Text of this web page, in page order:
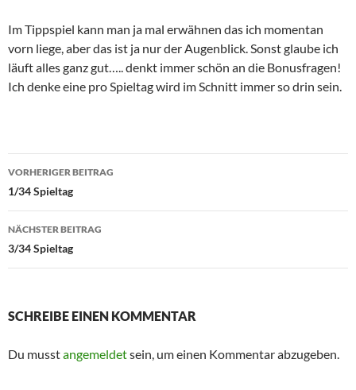
Im Tippspiel kann man ja mal erwähnen das ich momentan
vorn liege, aber das ist ja nur der Augenblick. Sonst glaube ich
läuft alles ganz gut….. denkt immer schön an die Bonusfragen!
Ich denke eine pro Spieltag wird im Schnitt immer so drin sein.
Beitragsnavigation
VORHERIGER BEITRAG
1/34 Spieltag
NÄCHSTER BEITRAG
3/34 Spieltag
SCHREIBE EINEN KOMMENTAR
Du musstangemeldetsein, um einen Kommentar abzugeben.